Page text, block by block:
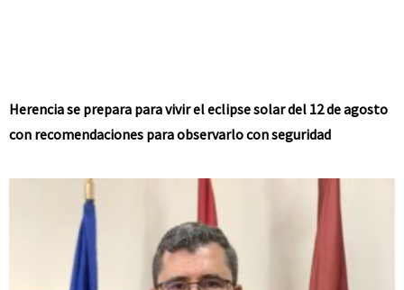
Herencia se prepara para vivir el eclipse solar del 12 de agosto
con recomendaciones para observarlo con seguridad